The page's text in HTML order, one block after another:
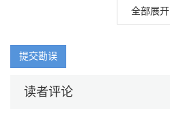
全部展开
提交勘误
读者评论